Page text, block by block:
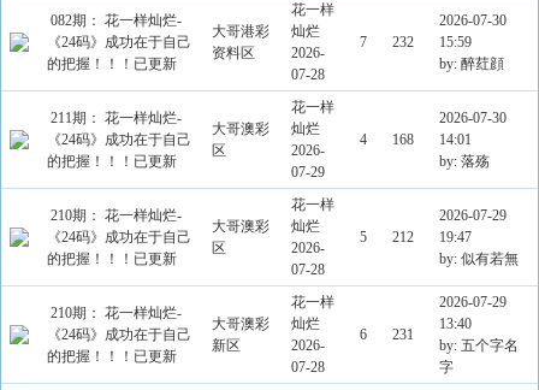
082期： 花一样灿烂-
《24码》成功在于自己
的把握！！！已更新
大哥港彩
资料区
花一样
灿烂
2026-
07-28
7 232
2026-07-30
15:59
by: 醉荭顔
211期： 花一样灿烂-
《24码》成功在于自己
的把握！！！已更新
大哥澳彩
区
花一样
灿烂
2026-
07-29
4 168
2026-07-30
14:01
by: 落殇
210期： 花一样灿烂-
《24码》成功在于自己
的把握！！！已更新
大哥澳彩
区
花一样
灿烂
2026-
07-28
5 212
2026-07-29
19:47
by: 似有若無
210期： 花一样灿烂-
《24码》成功在于自己
的把握！！！已更新
大哥澳彩
新区
花一样
灿烂
2026-
07-28
6 231
2026-07-29
13:40
by: 五个字名
字